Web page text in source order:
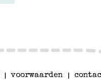
voorwaarden